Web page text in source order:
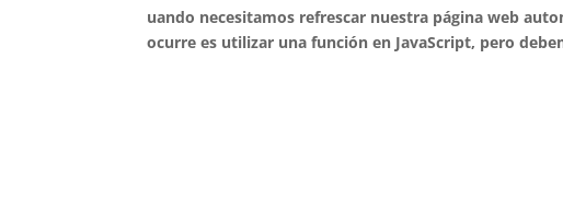
uando necesitamos refrescar nuestra página web
ocurre es utilizar una función en JavaScript, pero